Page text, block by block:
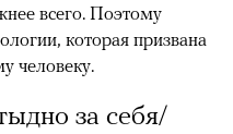
всего. Поэтому
которая призвана
человеку.
за себя/